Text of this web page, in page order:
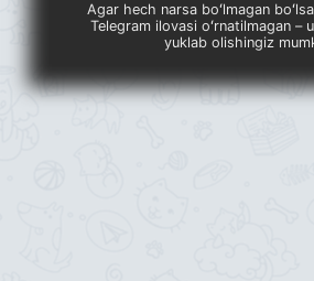
Agar hech narsa boʻlmagan
Telegram ilovasi oʻrnatilmagan –
yuklab olishingiz